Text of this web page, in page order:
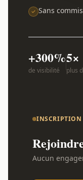
Sans
+300%
de visibilité
5×
plus
INSCRIPTION
Aucun